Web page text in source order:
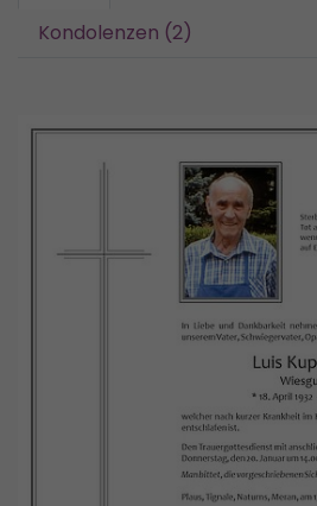
Kondolenzen (2)